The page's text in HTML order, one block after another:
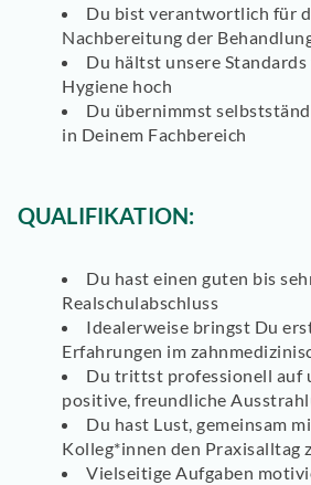
Du bist verantwortlich für
Nachbereitung der
Du hältst unsere
Hygiene hoch
Du übernimmst
in Deinem Fachbereich
QUALIFIKATION:
Du hast einen guten bis
Realschulabschluss
Idealerweise bringst Du
Erfahrungen im
Du trittst professionell auf
positive, freundliche
Du hast Lust, gemeinsam
Kolleg*innen den Praxisalltag
Vielseitige Aufgaben